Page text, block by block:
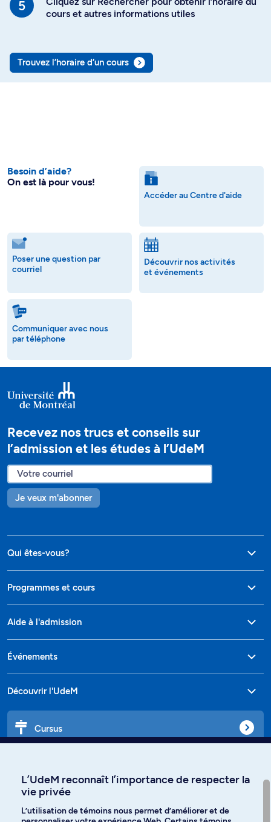
cours et autres informations utiles
Trouvez l’horaire d’un cours
Besoin d’aide?
On est là pour vous!
Accéder au Centre d'aide
Poser une question par
courriel
Découvrir nos activités
et événements
Communiquer avec nous
par téléphone
Recevez nos trucs et conseils sur
l’admission et les études à l’UdeM
Je veux m'abonner
Qui êtes-vous?
Programmes et cours
Aide à l'admission
Événements
Découvrir l'UdeM
Cursus
L’UdeM reconnaît l’importance de respecter la
vie privée
L’utilisation de témoins nous permet d’améliorer et de